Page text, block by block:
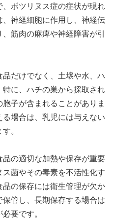
ボツリヌス症の症状が現れ
神経細胞に作用し、神経伝
筋肉の麻痺や神経障害が引
だけでなく、土壌や水、ハ
に、ハチの巣から採取され
子が含まれることがありま
場合は、乳児には与えない
。
の適切な加熱や保存が重要
菌やその毒素を不活性化す
の保存には衛生管理が欠か
管し、長期保存する場合は
要です。